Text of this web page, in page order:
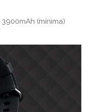
(mínima)